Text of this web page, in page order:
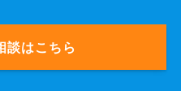
談はこちら